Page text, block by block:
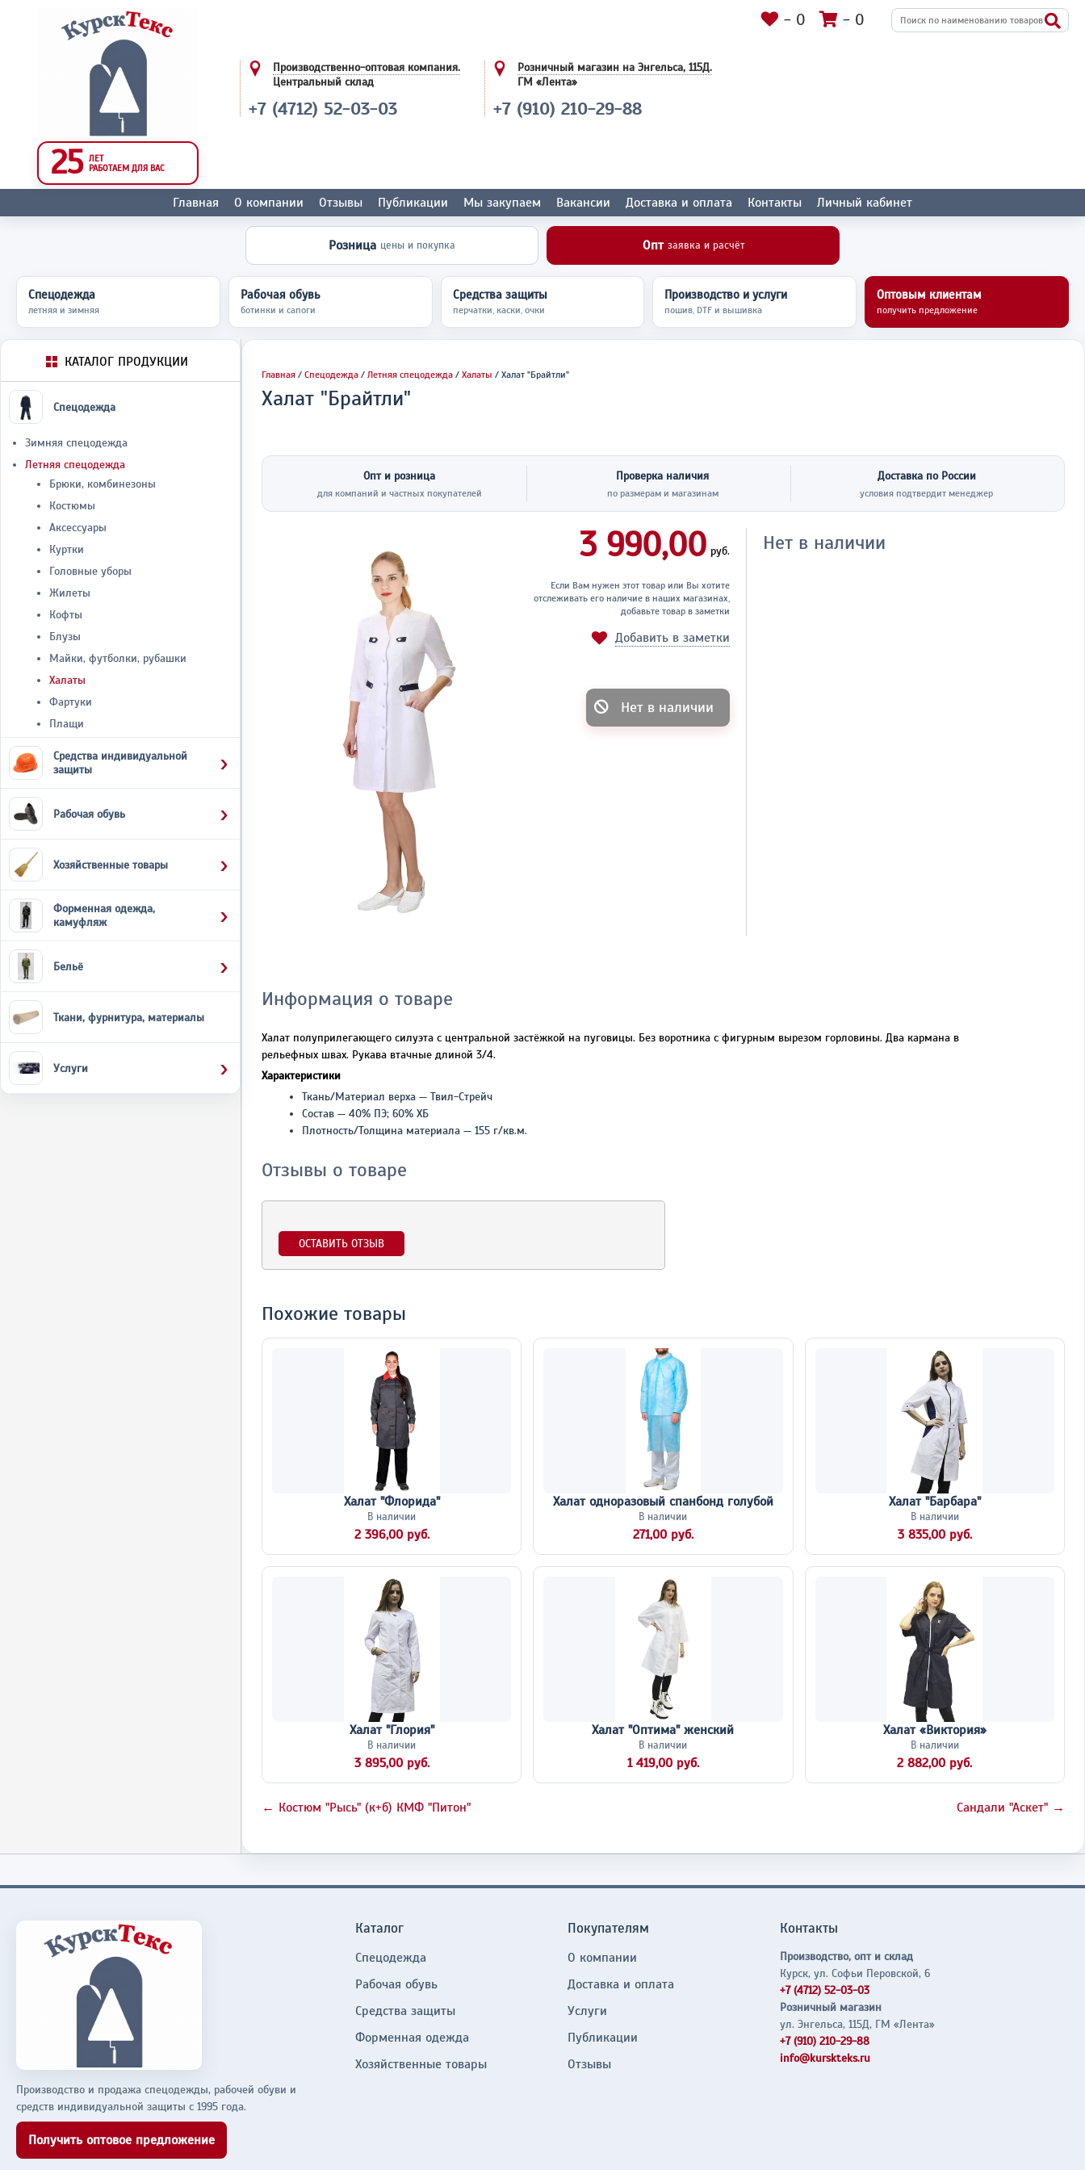
25 ЛЕТ
РАБОТАЕМ ДЛЯ ВАС
Производственно-оптовая компания.
Центральный склад
+7 (4712) 52-03-03
Розничный магазин на Энгельса, 115Д.
ГМ «Лента»
+7 (910) 210-29-88
- 0 - 0
Главная О компании Отзывы Публикации Мы закупаем Вакансии Доставка и оплата Контакты Личный кабинет
Розница цены и покупка Опт заявка и расчёт
Спецодежда
летняя и зимняя
Рабочая обувь
ботинки и сапоги
Средства защиты
перчатки, каски, очки
Производство и услуги
пошив, DTF и вышивка
Оптовым клиентам
получить предложение
КАТАЛОГ ПРОДУКЦИИ
Спецодежда
Зимняя спецодежда
Летняя спецодежда
Брюки, комбинезоны
Костюмы
Аксессуары
Куртки
Головные уборы
Жилеты
Кофты
Блузы
Майки, футболки, рубашки
Халаты
Фартуки
Плащи
Средства индивидуальной
защиты
Рабочая обувь
Хозяйственные товары
Форменная одежда,
камуфляж
Бельё
Ткани, фурнитура, материалы
Услуги
Главная / Спецодежда / Летняя спецодежда / Халаты / Халат "Брайтли"
Халат "Брайтли"
Опт и розница
для компаний и частных покупателей
Проверка наличия
по размерам и магазинам
Доставка по России
условия подтвердит менеджер
3 990,00 руб.
Если Вам нужен этот товар или Вы хотите
отслеживать его наличие в наших магазинах,
добавьте товар в заметки
Добавить в заметки
Нет в наличии
Нет в наличии
Информация о товаре
Халат полуприлегающего силуэта с центральной застёжкой на пуговицы. Без воротника с фигурным вырезом горловины. Два кармана в
рельефных швах. Рукава втачные длиной 3/4.
Характеристики
Ткань/Материал верха — Твил-Стрейч
Состав — 40% ПЭ; 60% ХБ
Плотность/Толщина материала — 155 г/кв.м.
Отзывы о товаре
ОСТАВИТЬ ОТЗЫВ
Похожие товары
Халат "Флорида"
В наличии
2 396,00 руб.
Халат одноразовый спанбонд голубой
В наличии
271,00 руб.
Халат "Барбара"
В наличии
3 835,00 руб.
Халат "Глория"
В наличии
3 895,00 руб.
Халат "Оптима" женский
В наличии
1 419,00 руб.
Халат «Виктория»
В наличии
2 882,00 руб.
← Костюм "Рысь" (к+б) КМФ "Питон" Сандали "Аскет" →
Производство и продажа спецодежды, рабочей обуви и
средств индивидуальной защиты с 1995 года.
Получить оптовое предложение
Каталог
Спецодежда
Рабочая обувь
Средства защиты
Форменная одежда
Хозяйственные товары
Покупателям
О компании
Доставка и оплата
Услуги
Публикации
Отзывы
Контакты
Производство, опт и склад
Курск, ул. Софьи Перовской, 6
+7 (4712) 52-03-03
Розничный магазин
ул. Энгельса, 115Д, ГМ «Лента»
+7 (910) 210-29-88
info@kurskteks.ru